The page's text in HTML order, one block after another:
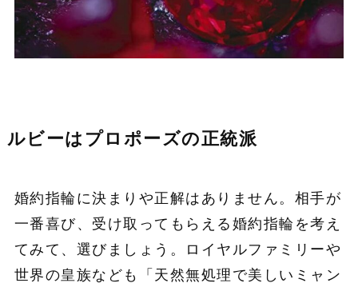
ルビーはプロポーズの正統派
婚約指輪に決まりや正解はありません。相手が
一番喜び、受け取ってもらえる婚約指輪を考え
てみて、選びましょう。ロイヤルファミリーや
世界の皇族なども「天然無処理で美しいミャン